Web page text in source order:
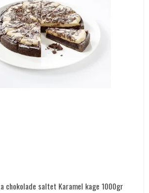
chokolade saltet Karamel kage 1000gr